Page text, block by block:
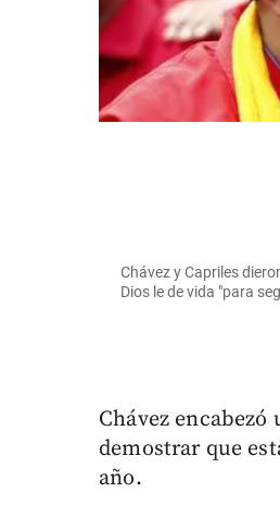
Chávez y Capriles
Dios le de vida "para
Chávez
demostrar que
año.